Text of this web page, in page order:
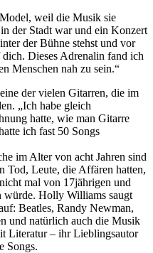
weil die Musik sie
der Stadt war und ein Konzert
der Bühne stehst und vor
Dieses Adrenalin fand ich
Menschen nah zu sein.“
der vielen Gitarren, die im
„Ich habe gleich
hatte, wie man Gitarre
ich fast 50 Songs
im Alter von acht Jahren sind
Tod, Leute, die Affären hatten,
mal von 17jährigen und
würde. Holly Williams saugt
Beatles, Randy Newman,
und natürlich auch die Musik
Literatur – ihr Lieblingsautor
Songs.